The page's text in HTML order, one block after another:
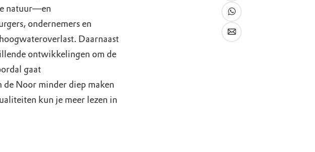
natuur—en
ondernemers en
Daarnaast
ontwikkelingen om de
gaat
Noor minder diep maken
kun je meer lezen in